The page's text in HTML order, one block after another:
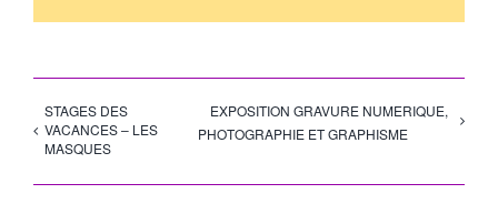
STAGES DES
VACANCES – LES
MASQUES
EXPOSITION GRAVURE NUMERIQUE,
PHOTOGRAPHIE ET GRAPHISME